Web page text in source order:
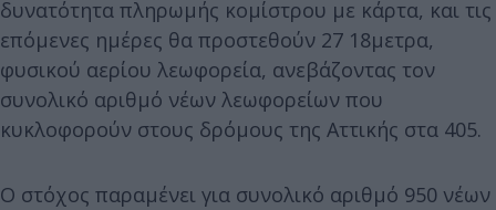
δυνατότητα πληρωμής κομίστρου με κάρτα, και τις
επόμενες ημέρες θα προστεθούν 27 18μετρα,
φυσικού αερίου λεωφορεία, ανεβάζοντας τον
συνολικό αριθμό νέων λεωφορείων που
κυκλοφορούν στους δρόμους της Αττικής στα 405.
Ο στόχος παραμένει για συνολικό αριθμό 950 νέων